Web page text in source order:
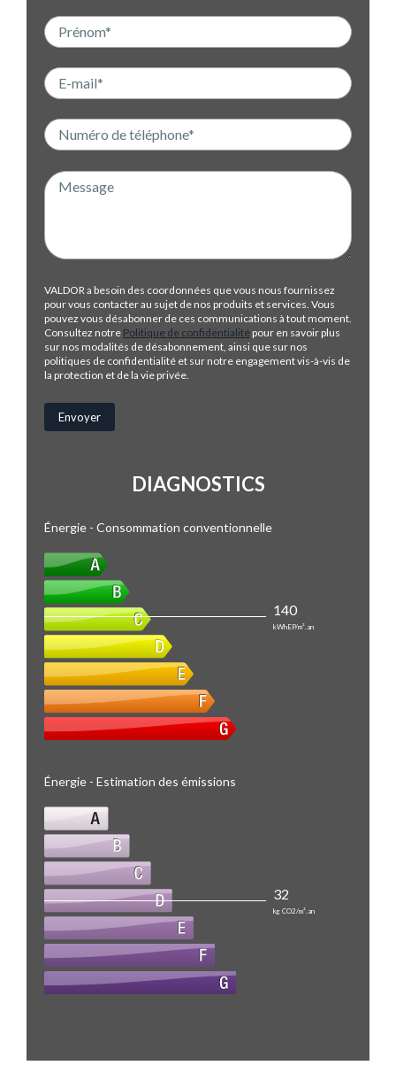
VALDOR a besoin des coordonnées que vous nous fournissez
pour vous contacter au sujet de nos produits et services. Vous
pouvez vous désabonner de ces communications à tout moment.
Consultez notre Politique de confidentialité pour en savoir plus
sur nos modalités de désabonnement, ainsi que sur nos
politiques de confidentialité et sur notre engagement vis-à-vis de
la protection et de la vie privée.
DIAGNOSTICS
Énergie - Consommation conventionnelle
140
kWhEP/m².an
Énergie - Estimation des émissions
32
kg CO2/m².an